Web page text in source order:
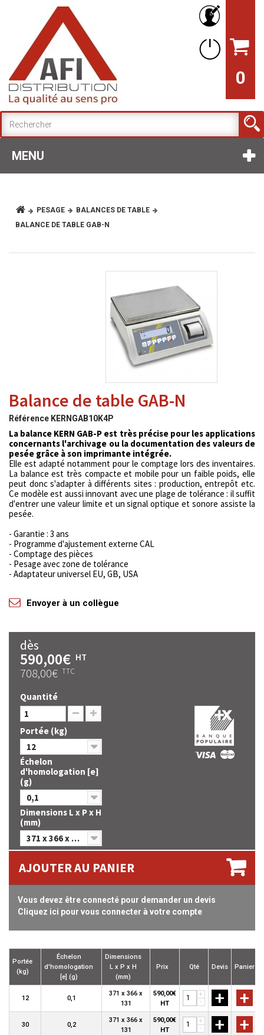
0
MENU
PESAGE
BALANCES DE TABLE
BALANCE DE TABLE GAB-N
Balance de table GAB-N
Référence KERNGAB10K4P
La balance KERN GAB-P est très précise pour les applications
concernants l'archivage ou la documentation des valeurs de
pesée grâce à son imprimante intégrée.
Elle est adapté notamment pour le comptage lors des inventaires.
La balance est très compacte et mobile pour un faible poids, elle
peut donc s'adapter à différents sites : production, entrepôt etc.
Ce modèle est aussi innovant avec une plage de tolérance : il suffit
d'entrer une valeur limite et un signal optique et sonore assiste la
pesée.
- Garantie : 3 ans
- Programme d'ajustement externe CAL
- Comptage des pièces
- Pesage avec zone de tolérance
- Adaptateur universel EU, GB, USA
Envoyer à un collègue
dès
590,00€ HT
708,00€ TTC
Quantité
Portée (kg)
12
Échelon
d'homologation [e]
(g)
0,1
Dimensions L x P x H
(mm)
371 x 366 x 131
AJOUTER AU PANIER
Vous devez être connecté pour demander un devis
Cliquez ici pour vous connecter à votre compte
Portée
(kg)
Échelon
d'homologation
[e] (g)
Dimensions
L x P x H
(mm)
Prix Qté Devis Panier
12 0,1
371 x 366 x
131
590,00€
HT
+
-
+ +
30 0,2
371 x 366 x
131
590,00€
HT
+
-
+ +